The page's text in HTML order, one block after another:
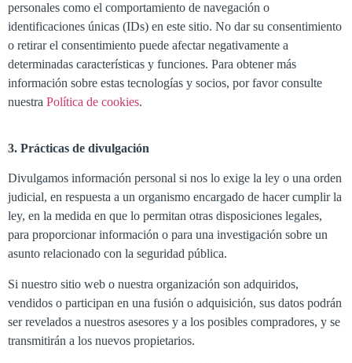
personales como el comportamiento de navegación o
identificaciones únicas (IDs) en este sitio. No dar su consentimiento
o retirar el consentimiento puede afectar negativamente a
determinadas características y funciones. Para obtener más
información sobre estas tecnologías y socios, por favor consulte
nuestra Política de cookies.
3. Prácticas de divulgación
Divulgamos información personal si nos lo exige la ley o una orden
judicial, en respuesta a un organismo encargado de hacer cumplir la
ley, en la medida en que lo permitan otras disposiciones legales,
para proporcionar información o para una investigación sobre un
asunto relacionado con la seguridad pública.
Si nuestro sitio web o nuestra organización son adquiridos,
vendidos o participan en una fusión o adquisición, sus datos podrán
ser revelados a nuestros asesores y a los posibles compradores, y se
transmitirán a los nuevos propietarios.